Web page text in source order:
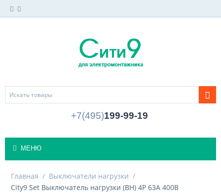
+7(495)199-99-19
МЕНЮ
Главная / Выключатели нагрузки /
City9 Set Выключатель нагрузки (ВН) 4P 63А 400В